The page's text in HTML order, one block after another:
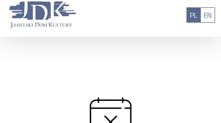
Przejdź do treści
PL Polski
EN